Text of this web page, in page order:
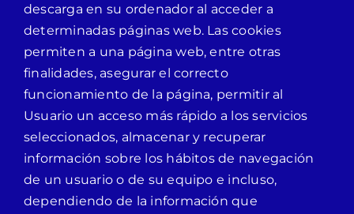
Contacto
descarga en su ordenador al acceder a
determinadas páginas web. Las cookies
permiten a una página web, entre otras
finalidades, asegurar el correcto
funcionamiento de la página, permitir al
Usuario un acceso más rápido a los servicios
seleccionados, almacenar y recuperar
información sobre los hábitos de navegación
de un usuario o de su equipo e incluso,
dependiendo de la información que